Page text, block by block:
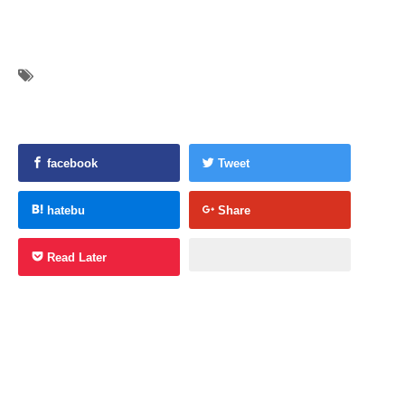
facebook Tweet
hatebu Share
Read Later